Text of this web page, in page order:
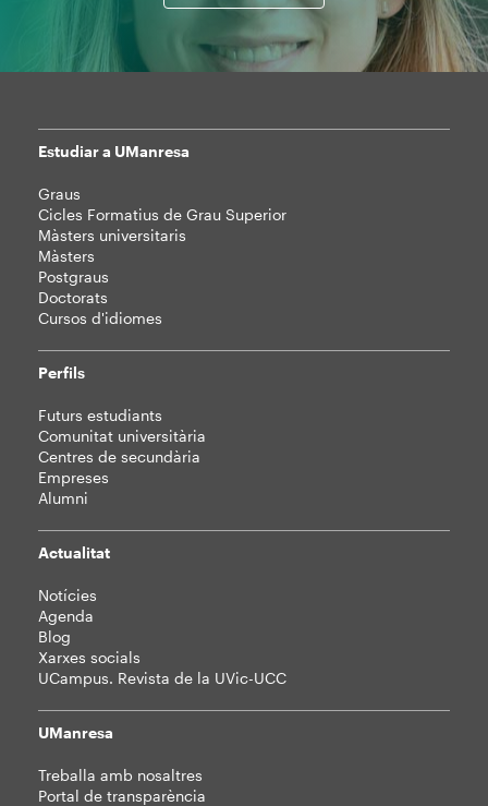
Mapa
web
Estudiar a UManresa
Graus
Cicles Formatius de Grau Superior
Màsters universitaris
Màsters
Postgraus
Doctorats
Cursos d'idiomes
Perfils
Futurs estudiants
Comunitat universitària
Centres de secundària
Empreses
Alumni
Actualitat
Notícies
Agenda
Blog
Xarxes socials
UCampus. Revista de la UVic-UCC
UManresa
Treballa amb nosaltres
Portal de transparència